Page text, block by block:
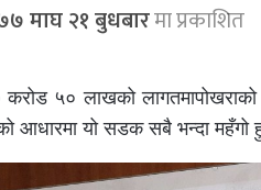
माघ २१ बुधबारमा प्रकाशित
५० लाखको
आधारमा यो सडक सबै भन्दा महँगो